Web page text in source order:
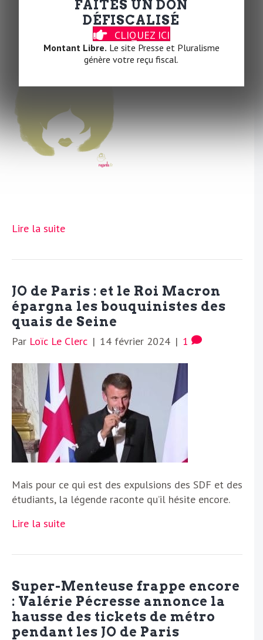
12 mars 2024 |0
Lire la suite
JO de Paris : et le Roi Macron
épargna les bouquinistes des
quais de Seine
Par Loïc Le Clerc | 14 février 2024 | 1
Mais pour ce qui est des expulsions des SDF et des
étudiants, la légende raconte qu’il hésite encore.
Lire la suite
Super-Menteuse frappe encore
: Valérie Pécresse annonce la
hausse des tickets de métro
pendant les JO de Paris
FAITES UN DON
DÉFISCALISÉ
CLIQUEZ ICI
Montant Libre. Le site Presse et Pluralisme
génère votre reçu fiscal.